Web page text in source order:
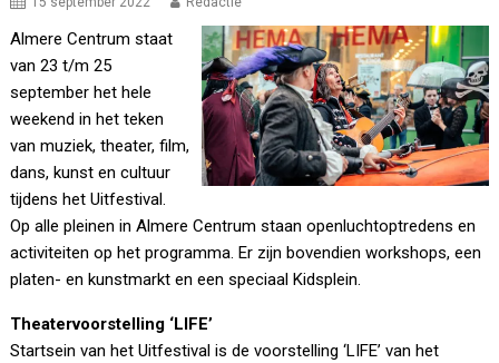
Almere Centrum staat
van 23 t/m 25
september het hele
weekend in het teken
van muziek, theater, film,
dans, kunst en cultuur
tijdens het Uitfestival.
Op alle pleinen in Almere Centrum staan openluchtoptredens en
activiteiten op het programma. Er zijn bovendien workshops, een
platen- en kunstmarkt en een speciaal Kidsplein.
Theatervoorstelling ‘LIFE’
Startsein van het Uitfestival is de voorstelling ‘LIFE’ van het